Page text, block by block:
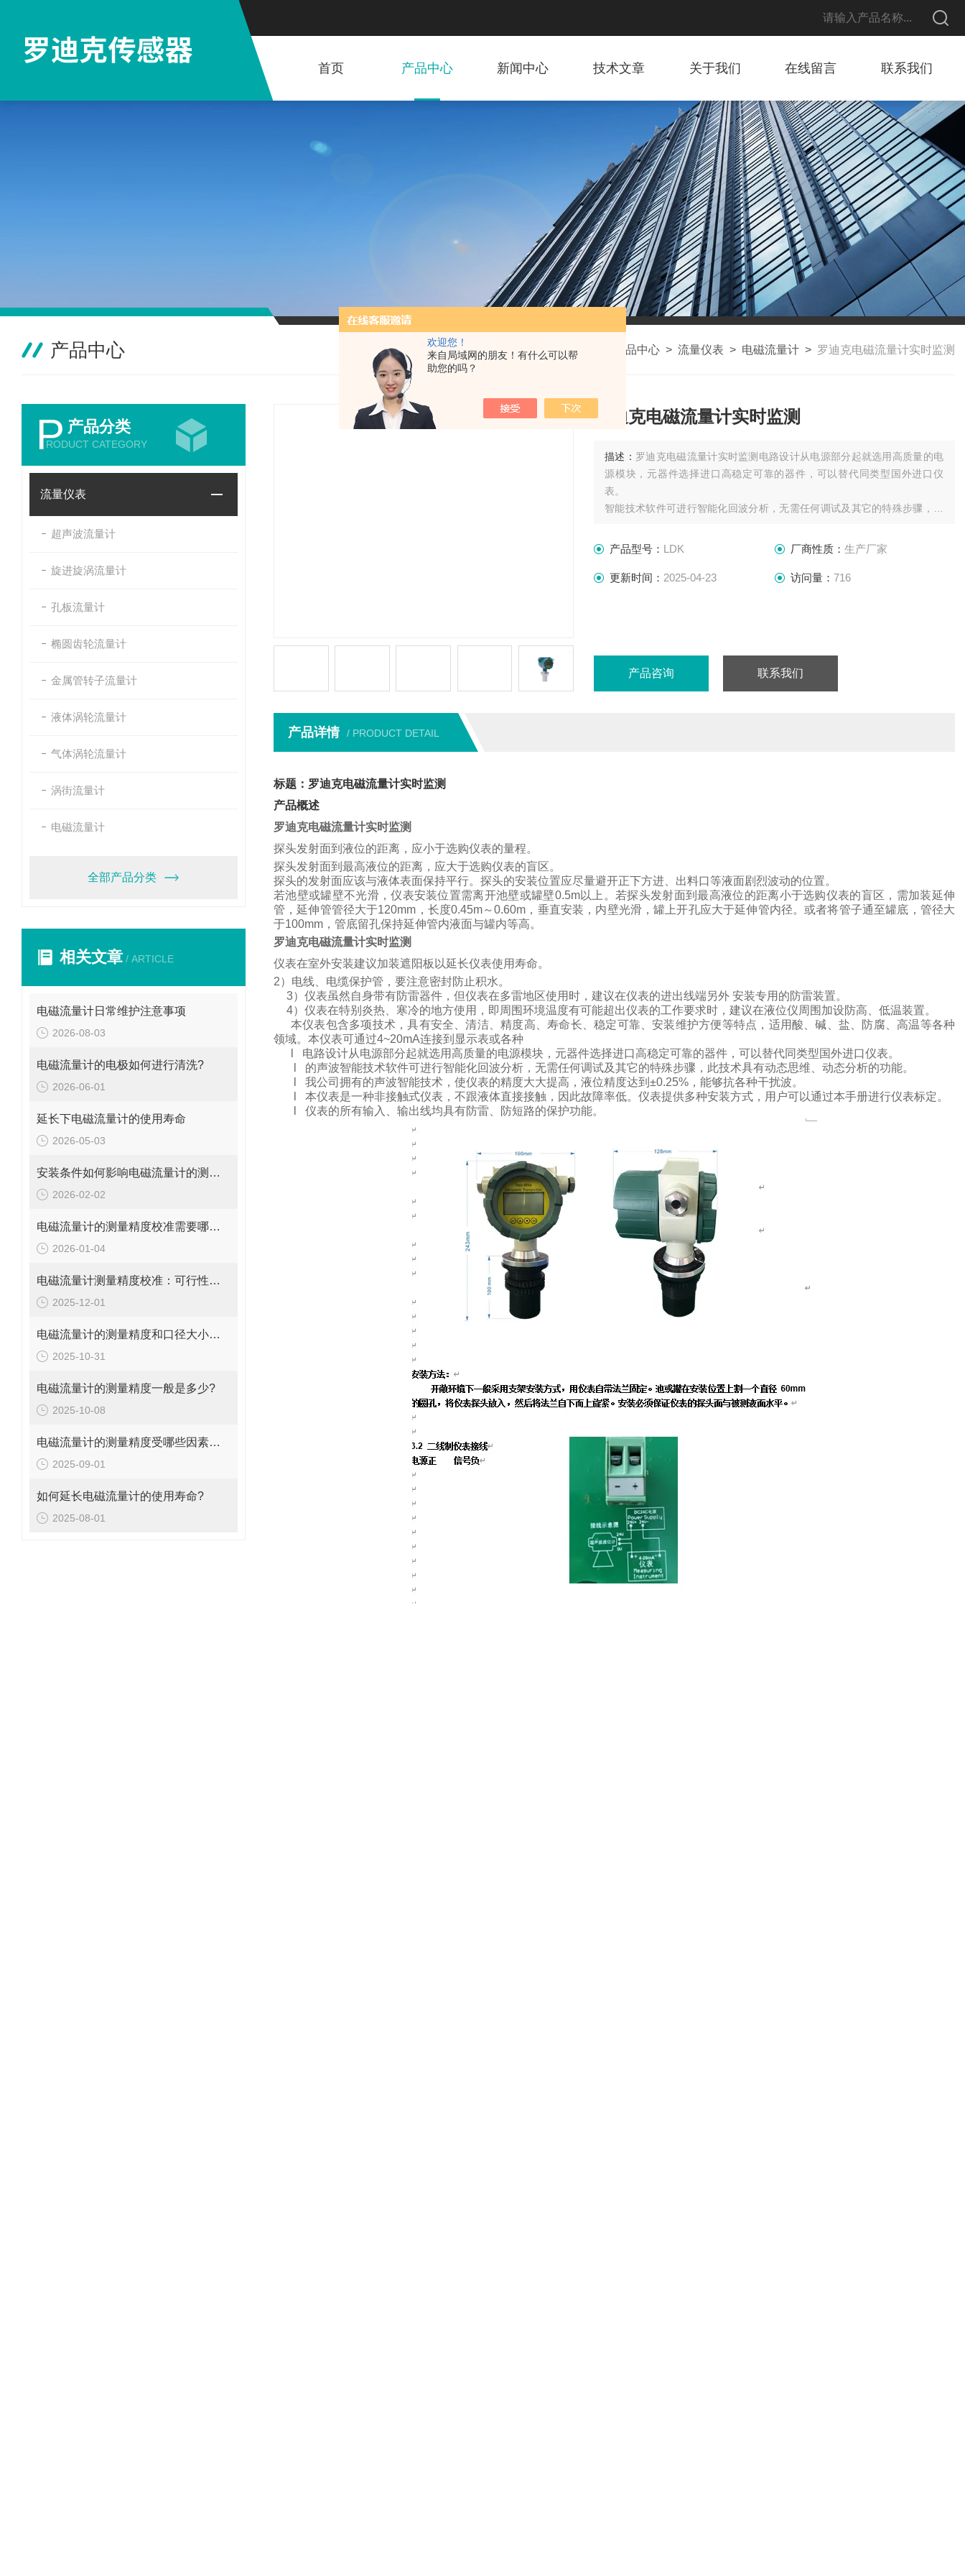
欢迎您！
来自局域网的朋友！有什么可以帮
助您的吗？
首页 产品中心 新闻中心 技术文章 关于我们 在线留言 联系我们
产品中心 我的位置：首页 产品中心 > 流量仪表 > 电磁流量计 > 罗迪克电磁流量计实时监测
P 产品分类
RODUCT CATEGORY
流量仪表
超声波流量计
旋进旋涡流量计
孔板流量计
椭圆齿轮流量计
金属管转子流量计
液体涡轮流量计
气体涡轮流量计
涡街流量计
电磁流量计
全部产品分类
相关文章 / ARTICLE
电磁流量计日常维护注意事项
2026-08-03
电磁流量计的电极如何进行清洗?
2026-06-01
延长下电磁流量计的使用寿命
2026-05-03
安装条件如何影响电磁流量计的测量精度?
2026-02-02
电磁流量计的测量精度校准需要哪些工具和设备?
2026-01-04
电磁流量计测量精度校准：可行性、方法与实操指南
2025-12-01
电磁流量计的测量精度和口径大小的关系是什么?
2025-10-31
电磁流量计的测量精度一般是多少?
2025-10-08
电磁流量计的测量精度受哪些因素影响?
2025-09-01
如何延长电磁流量计的使用寿命?
2025-08-01
罗迪克电磁流量计实时监测
描述： 罗迪克电磁流量计实时监测电路设计从电源部分起就选用高质量的电
源模块，元器件选择进口高稳定可靠的器件，可以替代同类型国外进口仪
表。
智能技术软件可进行智能化回波分析，无需任何调试及其它的特殊步骤，此
拥有的声波智能技术，使仪表的精度大大提高，液位精度达到
产品型号： LDK 厂商性质： 生产厂家
更新时间： 2025-04-23 访问量： 716
产品咨询 联系我们
产品详情 / PRODUCT DETAIL
标题：罗迪克电磁流量计实时监测
产品概述
罗迪克电磁流量计实时监测
探头发射面到液位的距离，应小于选购仪表的量程。
探头发射面到最高液位的距离，应大于选购仪表的盲区。
探头的发射面应该与液体表面保持平行。 探头的安装位置应尽量避开正下方进、出料口等液面剧烈波动的位置。
若池壁或罐壁不光滑，仪表安装位置需离开池壁或罐壁0.5m以上。 若探头发射面到最高液位的距离小于选购仪表的盲区，需加装延伸
管，延伸管管径大于120mm ，长度0.45m～0.60m ，垂直安装，内壁光滑，罐上开孔应大于延伸管内径。或者将管子通至罐底，管径大
于100mm ，管底留孔保持延伸管内液面与罐内等高。
罗迪克电磁流量计实时监测
仪表在室外安装建议加装遮阳板以延长仪表使用寿命。
2）电线、电缆保护管，要注意密封防止积水。
3）仪表虽然自身带有防雷器件，但仪表在多雷地区使用时，建议在仪表的进出线端另外 安装专用的防雷装置。
4）仪表在特别炎热、寒冷的地方使用，即周围环境温度有可能超出仪表的工作要求时，建议在液位仪周围加设防高、低温装置。
本仪表包含多项技术，具有安全、清洁、精度高、寿命长、稳定可靠、安装维护方便等特点， 适用酸、碱、盐、防腐、高温等各种
领域。 本仪表可通过4~20mA连接到显示表或各种
电路设计从电源部分起就选用高质量的电源模块，元器件选择进口高稳定可靠的器件，可以替代同类型国外进口仪表。
的声波智能技术软件可进行智能化回波分析，无需任何调试及其它的特殊步骤，此技术具有动态思维、动态分析的功能。
我公司拥有的声波智能技术，使仪表的精度大大提高，液位精度达到 ±0.25% ，能够抗各种干扰波。
本仪表是一种非接触式仪表，不跟液体直接接触，因此故障率低。仪表提供多种安装方式，用户可以通过本手册进行仪表标定。
仪表的所有输入、输出线均具有防雷、防短路的保护功能。